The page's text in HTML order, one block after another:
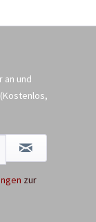
an und
(Kostenlos,
zur